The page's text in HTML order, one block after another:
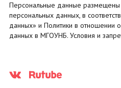
Персональные данные размещены
персональных данных, в
данных» и Политики в отношении
данных в МГОУНБ. Условия и